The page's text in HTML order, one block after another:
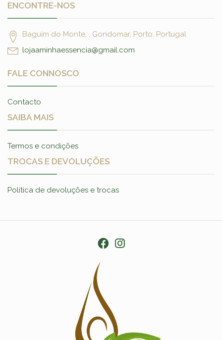
ENCONTRE-NOS
Baguim do Monte, , Gondomar, Porto, Portugal
lojaaminhaessencia@gmail.com
FALE CONNOSCO
Contacto
SAIBA MAIS
Termos e condições
TROCAS E DEVOLUÇÕES
Política de devoluções e trocas